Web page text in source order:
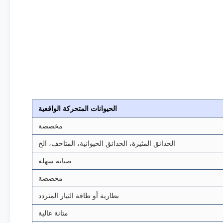
الحيوانات المتحركة الواقعية
مخصصة
الحدائق المثيرة، الحدائق الحيوانية، المتاحف، الخ
صيانة سهلة
مخصصة
بطارية أو طاقة التيار المتردد
متانة عالية